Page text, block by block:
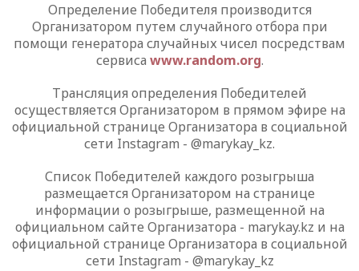
Определение Победителя производится
Организатором путем случайного отбора при
помощи генератора случайных чисел посредствам
сервиса www.random.org.
Трансляция определения Победителей
осуществляется Организатором в прямом эфире на
официальной странице Организатора в социальной
сети Instagram - @marykay kz.
Список Победителей каждого розыгрыша
размещается Организатором на странице
информации о розыгрыше, размещенной на
официальном сайте Организатора - marykay.kz и на
официальной странице Организатора в социальной
сети Instagram - @marykay_ kz